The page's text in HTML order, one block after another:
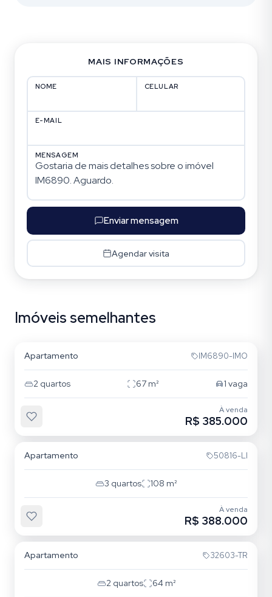
MAIS INFORMAÇÕES
NOME CELULAR
E-MAIL
MENSAGEM
Enviar mensagem
Agendar visita
Imóveis semelhantes
Santana
Apartamento IM6890-IMO
2 quartos 67 m² 1 vaga
À venda
R$ 385.000
Apartamento 50816-LI
3 quartos 108 m²
À venda
R$ 388.000
Apartamento 32603-TR
2 quartos 64 m²